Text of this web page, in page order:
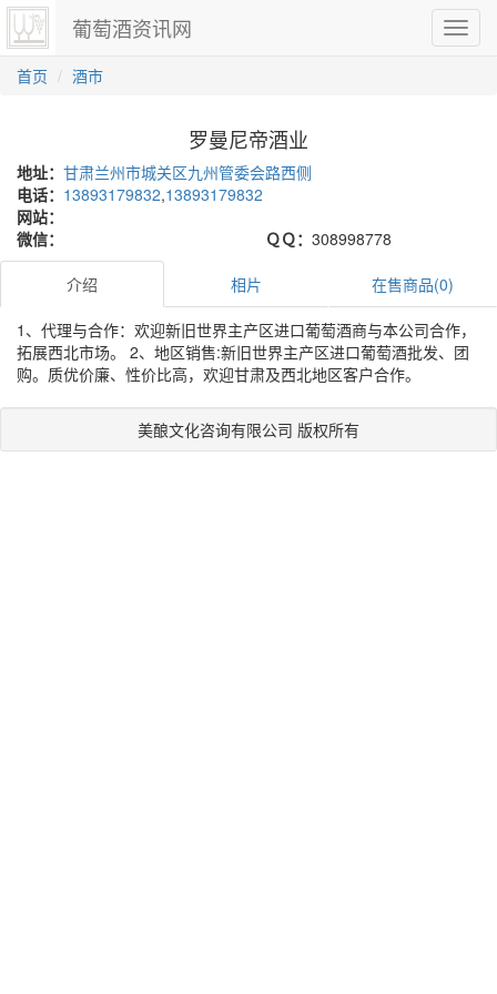
切
换
葡萄酒资讯网
首页 酒市
罗曼尼帝酒业
地址： 甘肃兰州市城关区九州管委会路西侧
电话： 13893179832,13893179832
网站：
微信：
ＱＱ： 308998778
介绍 相片 在售商品(0)
1、代理与合作：欢迎新旧世界主产区进口葡萄酒商与本公司合作，
拓展西北市场。 2、地区销售:新旧世界主产区进口葡萄酒批发、团
购。质优价廉、性价比高，欢迎甘肃及西北地区客户合作。
美酿文化咨询有限公司 版权所有